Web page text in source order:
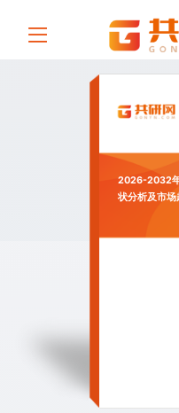
2026-2032
状分析及市场